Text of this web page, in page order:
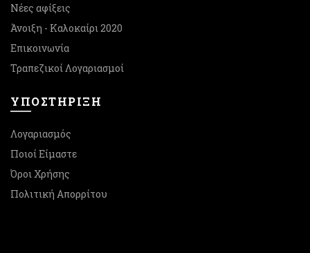
Νέες αφίξεις
Άνοιξη - Καλοκαίρι 2020
Επικοινωνία
Τραπεζικοί Λογαριασμοί
ΥΠΟΣΤΉΡΙΞΗ
Λογαριασμός
Ποιοί Είμαστε
Όροι Χρήσης
Πολιτική Απορρίτου